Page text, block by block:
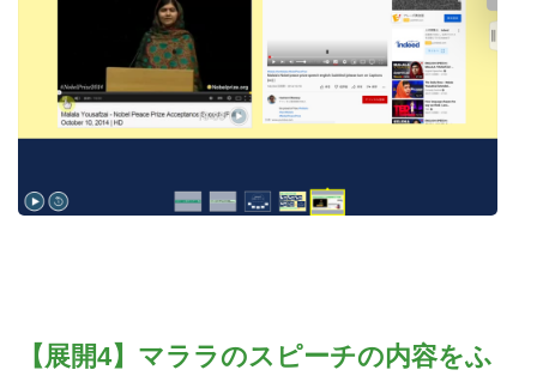
【展開4】マララのスピーチの内容をふ